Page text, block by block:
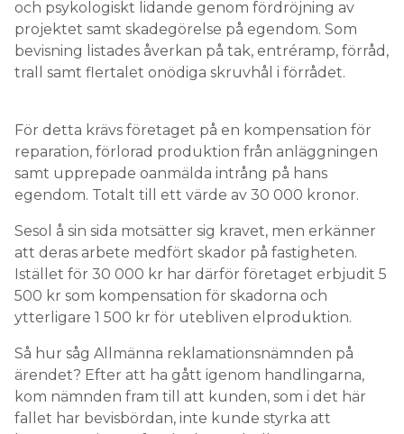
och psykologiskt lidande genom fördröjning av
projektet samt skadegörelse på egendom. Som
bevisning listades åverkan på tak, entréramp, förråd,
trall samt flertalet onödiga skruvhål i förrådet.
För detta krävs företaget på en kompensation för
reparation, förlorad produktion från anläggningen
samt upprepade oanmälda intrång på hans
egendom. Totalt till ett värde av 30 000 kronor.
Sesol å sin sida motsätter sig kravet, men erkänner
att deras arbete medfört skador på fastigheten.
Istället för 30 000 kr har därför företaget erbjudit 5
500 kr som kompensation för skadorna och
ytterligare 1 500 kr för utebliven elproduktion.
Så hur såg Allmänna reklamationsnämnden på
ärendet? Efter att ha gått igenom handlingarna,
kom nämnden fram till att kunden, som i det här
fallet har bevisbördan, inte kunde styrka att